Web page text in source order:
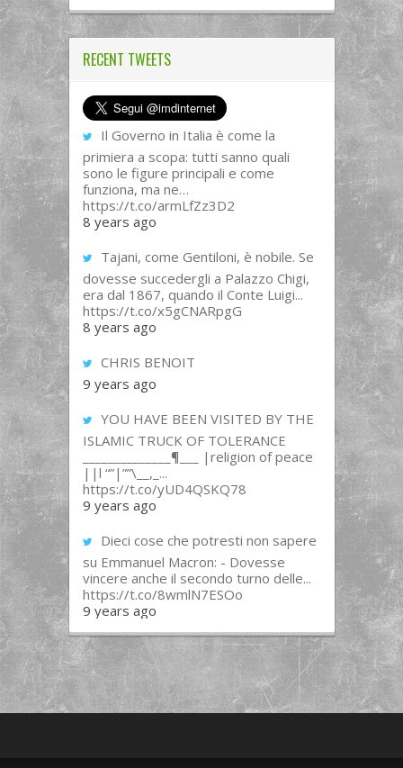
RECENT TWEETS
Il Governo in Italia è come la
primiera a scopa: tutti sanno quali
sono le figure principali e come
funziona, ma ne…
https://t.co/armLfZz3D2
8 years ago
Tajani, come Gentiloni, è nobile. Se
dovesse succedergli a Palazzo Chigi,
era dal 1867, quando il Conte Luigi...
https://t.co/x5gCNARpgG
8 years ago
CHRIS BENOIT
9 years ago
YOU HAVE BEEN VISITED BY THE
ISLAMIC TRUCK OF TOLERANCE
______________¶___ |religion of peace
||l “”|””\__,_...
https://t.co/yUD4QSKQ78
9 years ago
Dieci cose che potresti non sapere
su Emmanuel Macron: - Dovesse
vincere anche il secondo turno delle...
https://t.co/8wmlN7ESOo
9 years ago